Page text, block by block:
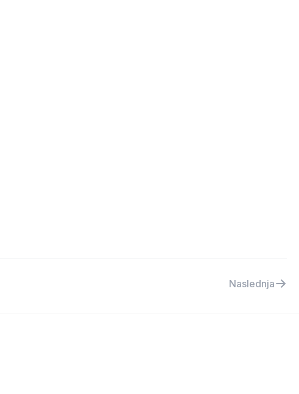
Naslednja